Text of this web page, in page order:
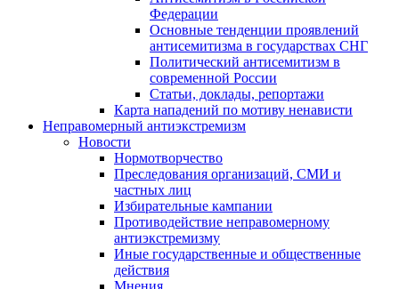
Федерации
Основные тенденции проявлений
антисемитизма в государствах СНГ
Политический антисемитизм в
современной России
Статьи, доклады, репортажи
Карта нападений по мотиву ненависти
Неправомерный антиэкстремизм
Новости
Нормотворчество
Преследования организаций, СМИ и
частных лиц
Избирательные кампании
Противодействие неправомерному
антиэкстремизму
Иные государственные и общественные
действия
Мнения